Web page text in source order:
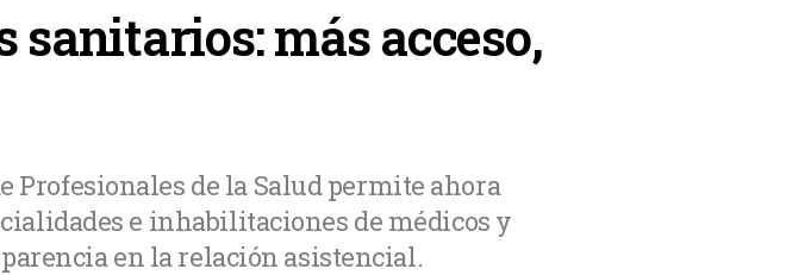
GASTROENTEROLOGÍA
CLÍNICAS
MÉDICOS
sanitarios: más acceso,
Profesionales de la Salud permite ahora
e inhabilitaciones de médicos y
en la relación asistencial.